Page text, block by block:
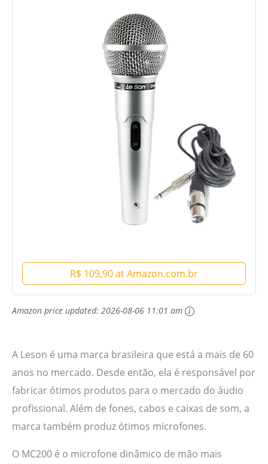
R$ 109,90 at Amazon.com.br
Amazon price updated: 2026-08-06 11:01 am
A Leson é uma marca brasileira que está a mais de 60
anos no mercado. Desde então, ela é responsável por
fabricar ótimos produtos para o mercado do áudio
profissional. Além de fones, cabos e caixas de som, a
marca também produz ótimos microfones.
O MC200 é o microfone dinâmico de mão mais